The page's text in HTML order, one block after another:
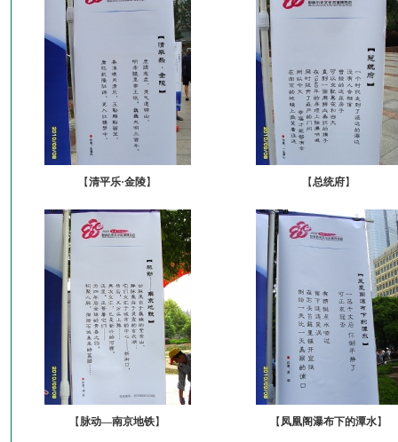
【清平乐·金陵】 【总统府】
【脉动—南京地铁】 【 凤凰阁瀑布下的潭水】